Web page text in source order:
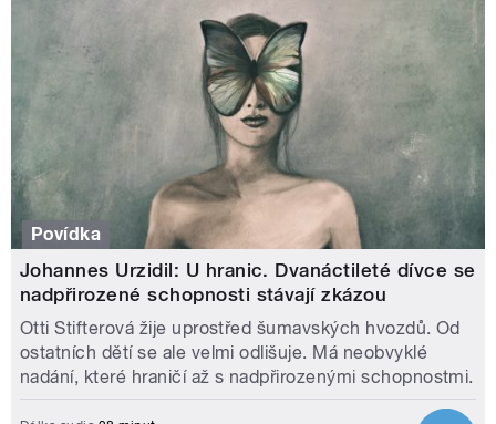
Povídka
Johannes Urzidil: U hranic. Dvanáctileté dívce se
nadpřirozené schopnosti stávají zkázou
Otti Stifterová žije uprostřed šumavských hvozdů. Od
ostatních dětí se ale velmi odlišuje. Má neobvyklé
nadání, které hraničí až s nadpřirozenými schopnostmi.